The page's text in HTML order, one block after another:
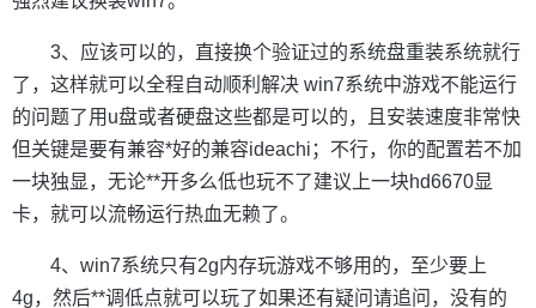
3、应该可以的，直接换个验证过的系统盘重装系统就行
了，这样就可以全程自动顺利解决 win7系统中游戏不能运行
的问题了用u盘或者硬盘这些都是可以的，且安装速度非常快
但关键是要有兼容*好的兼容ideachi；不行，你的配置若不加
一块独显，无论**开多么低也玩不了建议上一块hd6670显
卡，就可以流畅运行热血无赖了。
4、win7系统只有2g内存玩游戏不够用的，至少要上
4g，然后**调低点就可以玩了如果还有疑问请追问，没有的